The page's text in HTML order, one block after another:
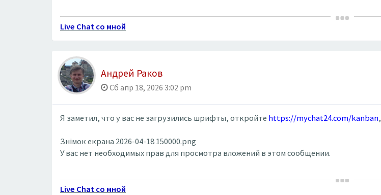
Live Chat со мной
Андрей Раков
Сб апр 18, 2026 3:02 pm
Я заметил, что у вас не загрузились шрифты, откройте https://mychat24.com/kanban
Знімок екрана 2026-04-18 150000.png
У вас нет необходимых прав для просмотра вложений в этом сообщении.
Live Chat со мной